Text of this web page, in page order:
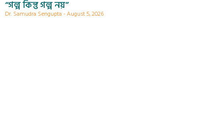
“গল্প কিন্তু গল্প নয়”
Dr. Samudra Sengupta August 5, 2026